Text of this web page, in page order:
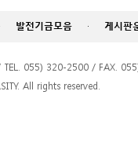
발전기금모음 · 게시판
055) 320-2500 / FAX.
All rights reserved.